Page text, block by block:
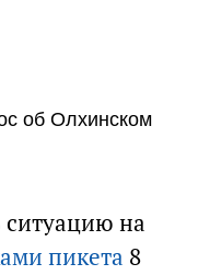
об Олхинском
ситуацию на
пикета 8